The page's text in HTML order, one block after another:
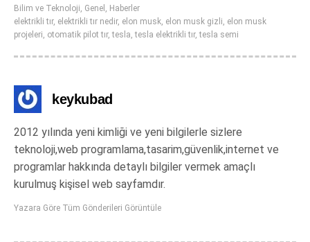
Bilim ve Teknoloji, Genel , Haberler
elektrikli tır, elektrikli tır nedir, elon musk, elon musk gizli, elon musk
projeleri, otomatik pilot tır,tesla,tesla elektrikli tır,tesla semi
keykubad
2012 yılında yeni kimliği ve yeni bilgilerle sizlere
teknoloji,web programlama,tasarim,güvenlik,internet ve
programlar hakkında detaylı bilgiler vermek amaçlı
kurulmuş kişisel web sayfamdır.
Yazara Göre Tüm Gönderileri Görüntüle